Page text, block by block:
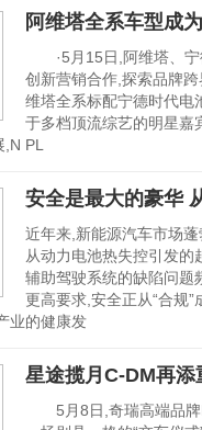
阿维塔全系车型成
·5月15日,阿维塔、宁
创新营销合作,探索品牌
维塔全系标配宁德时代电
于多档顶流综艺的明星
PL
安全是最大的豪华
近年来,新能源汽车市场
从动力电池热失控引发的
辅助驾驶系统的缺陷问题
更高要求,安全正从“合规
业的健康发
星途揽月C-DM再添
5月8日,奇瑞高端品牌